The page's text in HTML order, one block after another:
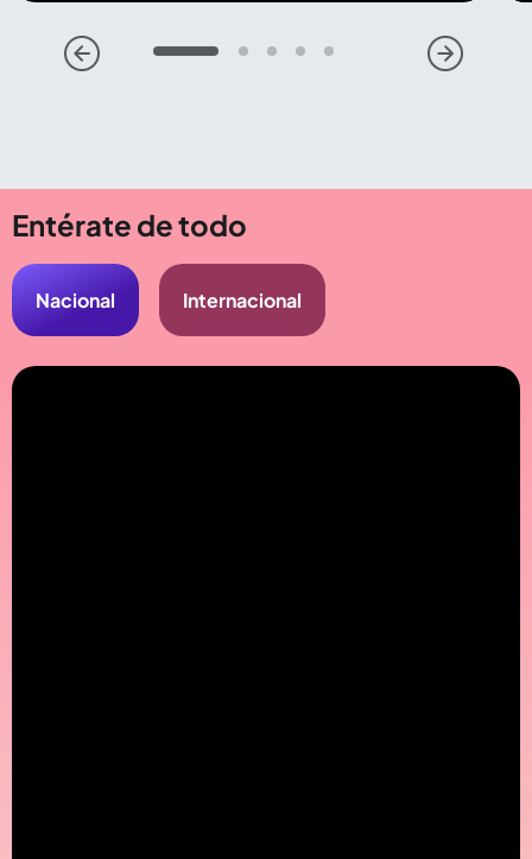
1 2 3 4 5
Entérate de todo
Nacional Internacional